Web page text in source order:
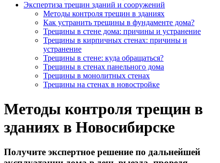
Экспертиза трещин зданий и сооружений
Методы контроля трещин в зданиях
Как устранить трещины в фундаменте дома?
Трещины в стене дома: причины и устранение
Трещины в кирпичных стенах: причины и
устранение
Трещины в стене: куда обращаться?
Трещины в стенах панельного дома
Трещины в монолитных стенах
Трещины на стенах в новостройке
Методы контроля трещин в
зданиях в Новосибирске
Получите экспертное решение по дальнейшей